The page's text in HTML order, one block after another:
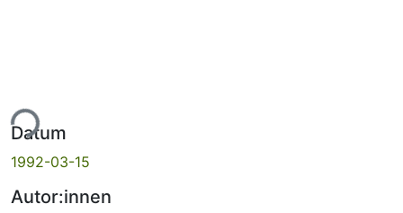
Datum
1992-03-15
Autor:innen